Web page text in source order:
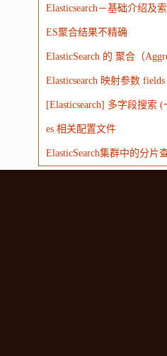
Elasticsearch－基础介绍及
ES聚合结果不精确
ElasticSearch 的 聚合（
Elasticsearch 映射参数 fields
[Elasticsearch] 多字段搜索
es 相关配置文件
ElasticSearch集群中的分片